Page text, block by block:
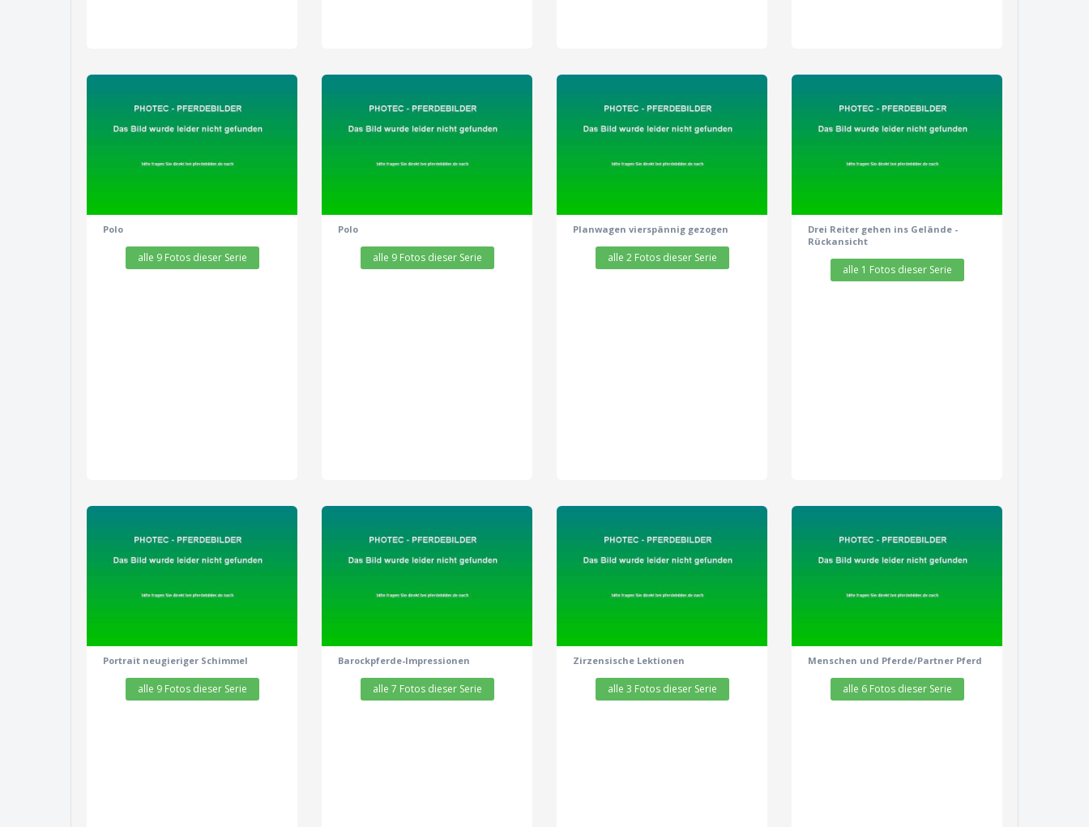
zeige alle 9 Fotos
Polo
alle 9 Fotos dieser Serie
zeige alle 9 Fotos
Polo
alle 9 Fotos dieser Serie
zeige alle 2 Fotos
Planwagen vierspännig gezogen
alle 2 Fotos dieser Serie
zeige alle 1 Fotos
Drei Reiter gehen ins Gelände -
Rückansicht
alle 1 Fotos dieser Serie
zeige alle 9 Fotos
Portrait neugieriger Schimmel
alle 9 Fotos dieser Serie
zeige alle 7 Fotos
Barockpferde-Impressionen
alle 7 Fotos dieser Serie
zeige alle 3 Fotos
Zirzensische Lektionen
alle 3 Fotos dieser Serie
zeige alle 6 Fotos
Menschen und Pferde/Partner Pferd
alle 6 Fotos dieser Serie